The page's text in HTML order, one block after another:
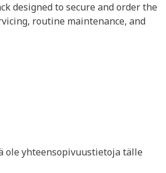
designed to secure and order the
routine maintenance, and
and removal of
ole yhteensopivuustietoja tälle